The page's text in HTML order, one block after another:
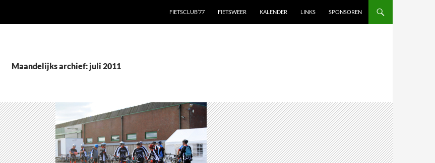
FIETSCLUB’77 FIETSWEER KALENDER LINKS SPONSOREN
Maandelijks archief: juli 2011